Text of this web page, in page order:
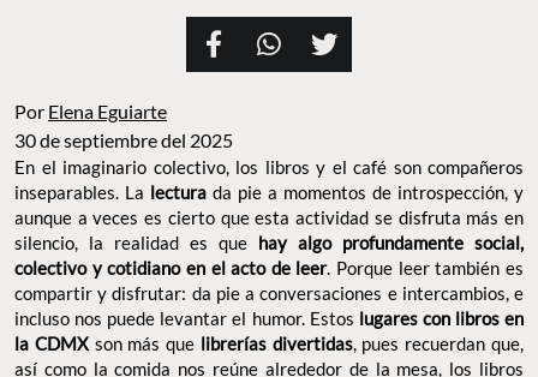
PorElena Eguiarte
30 de septiembre del 2025
En el imaginario colectivo, los libros y el café son compañeros
inseparables. Lalectura da pie a momentos de introspección, y
aunque a veces es cierto que esta actividad se disfruta más en
silencio, la realidad es quehay algo profundamente social,
colectivo y cotidiano en el acto de leer. Porque leer también es
compartir y disfrutar: da pie a conversaciones e intercambios, e